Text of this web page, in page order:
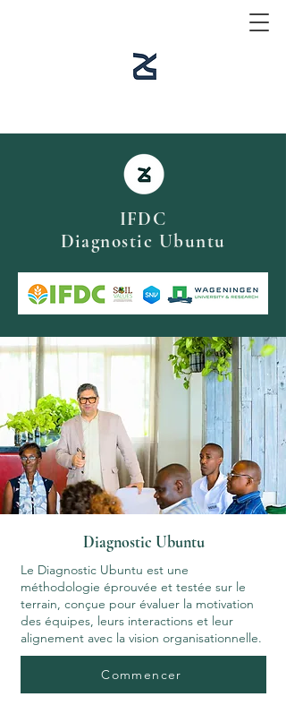
IFDC
Diagnostic Ubuntu
Diagnostic Ubuntu
Le Diagnostic Ubuntu est une
méthodologie éprouvée et testée sur le
terrain, conçue pour évaluer la motivation
des équipes, leurs interactions et leur
alignement avec la vision organisationnelle.
Commencer